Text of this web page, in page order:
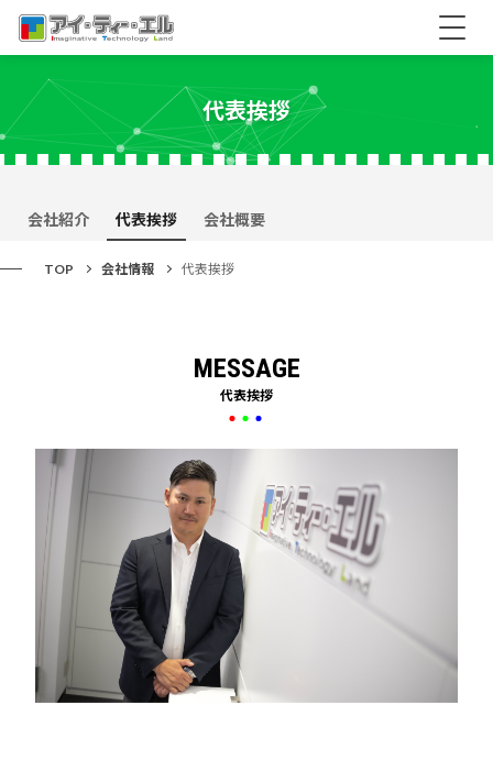
代表挨拶
会社紹介 代表挨拶 会社概要
TOP 会社情報 代表挨拶
MESSAGE
代表挨拶